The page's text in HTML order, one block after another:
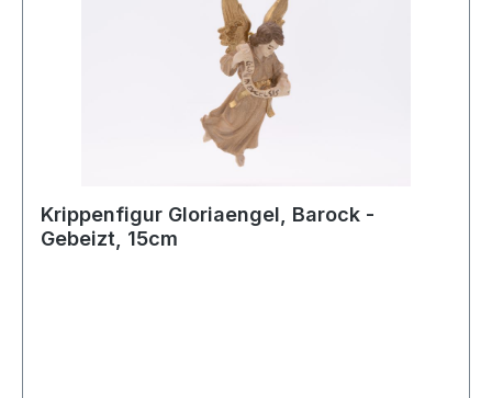
Krippenfigur Gloriaengel, Barock -
Gebeizt, 15cm